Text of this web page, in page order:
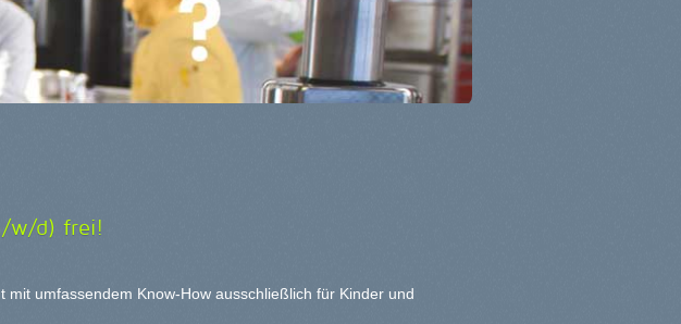
w/d) frei!
umfassendem Know-How ausschließlich für Kinder und